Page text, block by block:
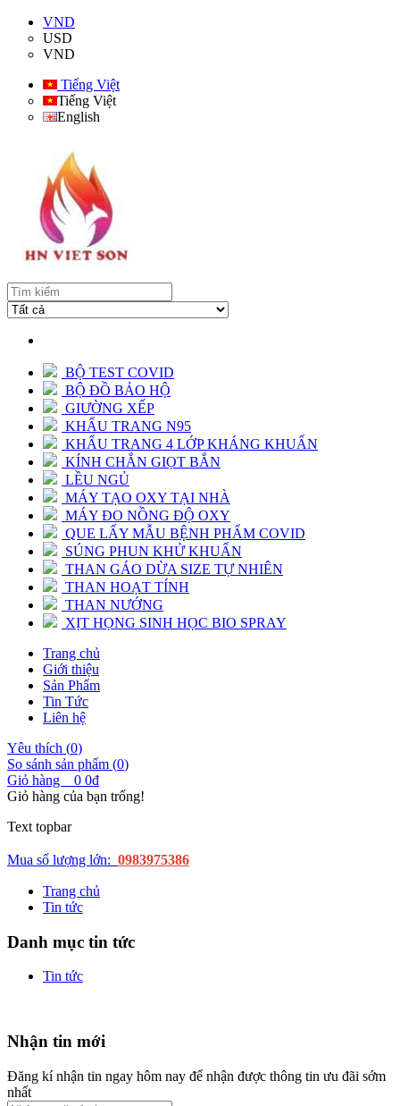
VND
USD
VND
Tiếng Việt
Tiếng Việt
English
BỘ TEST COVID
BỘ ĐỒ BẢO HỘ
GIƯỜNG XẾP
KHẨU TRANG N95
KHẨU TRANG 4 LỚP KHÁNG KHUẨN
KÍNH CHẮN GIỌT BẮN
LỀU NGỦ
MÁY TẠO OXY TẠI NHÀ
MÁY ĐO NỒNG ĐỘ OXY
QUE LẤY MẪU BỆNH PHẨM COVID
SÚNG PHUN KHỬ KHUẨN
THAN GÁO DỪA SIZE TỰ NHIÊN
THAN HOẠT TÍNH
THAN NƯỚNG
XỊT HỌNG SINH HỌC BIO SPRAY
Trang chủ
Giới thiệu
Sản Phẩm
Tin Tức
Liên hệ
Yêu thích (0)
So sánh sản phẩm (0)
Giỏ hàng
0 0đ
Giỏ hàng của bạn trống!
Text topbar
Mua số lượng lớn: 0983975386
Trang chủ
Tin tức
Danh mục tin tức
Tin tức
Nhận tin mới
Đăng kí nhận tin ngay hôm nay để nhận được thông tin ưu đãi sớm
nhất